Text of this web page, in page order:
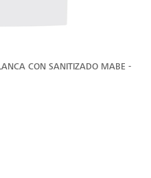
CON SANITIZADO MABE -